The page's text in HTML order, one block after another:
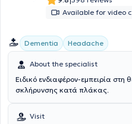
Available for video
Dementia Headache
About the specialist
Ειδικό ενδιαφέρον-εμπειρία
σκλήρυνσης κατά πλάκας.
Visit